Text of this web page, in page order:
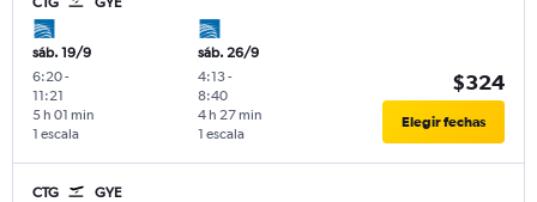
sáb. 19/9
6:20-
11:21
1 escala
5 h 01 min
sáb. 26/9
4:13-
8:40
1 escala
4 h 27 min
$324
Elegir fechas
CTG GYE